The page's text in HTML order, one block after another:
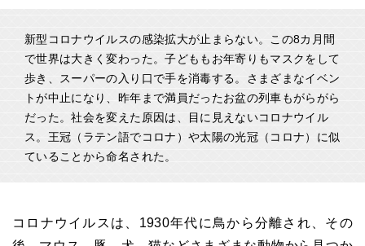
新型コロナウイルスの感染拡大が止まらない。この8カ月間
で世界は大きく変わった。子どももお年寄りもマスクをして
歩き、スーパーの入り口で手を消毒する。さまざまなイベン
トが中止になり、昨年まで満員だったお盆の列車もがらがら
だった。社会を変えた原因は、目に見えないコロナウイル
ス。王冠（ラテン語でコロナ）や太陽の光冠（コロナ）に似
ていることから命名された。
コロナウイルスは、 1930年代に鳥から分離され、その